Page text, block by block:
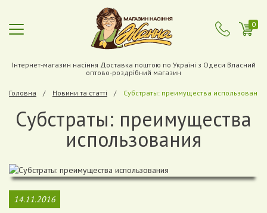
0
Інтернет-магазин насіння Доставка поштою по Україні з Одеси Власний
оптово-роздрібний магазин
Головна Новини та статті Субстраты: преимущества использования
Субстраты: преимущества
использования
14.11.2016